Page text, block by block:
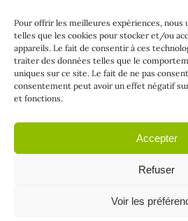
Pour offrir les meilleures expériences, nous
telles que les cookies pour stocker et/ou
appareils. Le fait de consentir à ces
traiter des données telles que le
uniques sur ce site. Le fait de ne pas
consentement peut avoir un effet négatif
et fonctions.
Accepter
Refuser
Voir les
TVA BE1005.403.416
© 2026 Push Digi – Ko-